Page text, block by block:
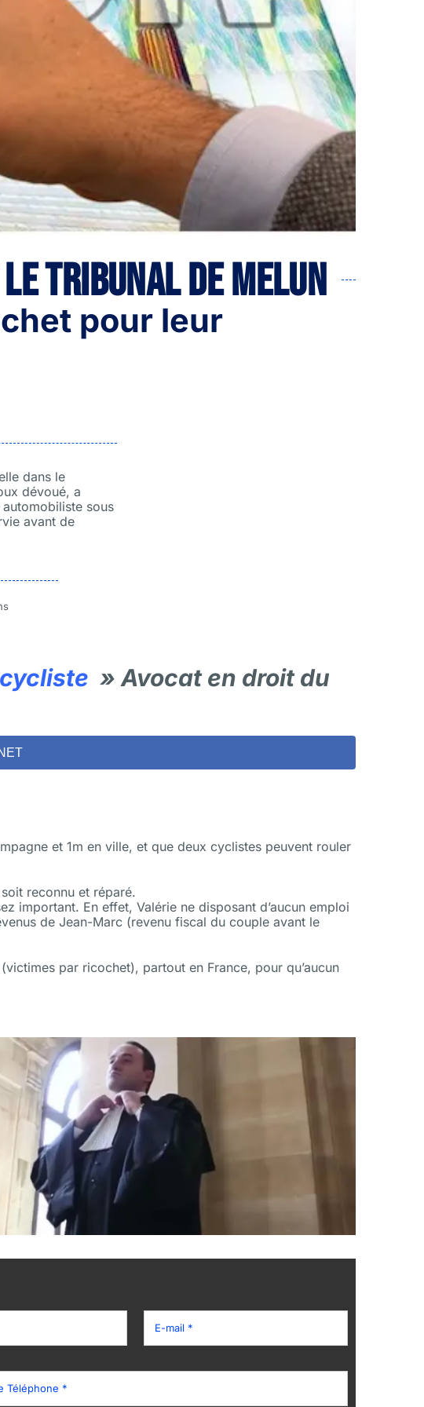
tribunal de melun
pour leur
dans le
dévoué, a
sous
avant de
» Avocat en droit du
et 1m en ville, et que deux cyclistes peuvent rouler
reconnu et réparé.
important. En effet, Valérie ne disposant d’aucun emploi
de Jean-Marc (revenu fiscal du couple avant le
par ricochet), partout en France, pour qu’aucun